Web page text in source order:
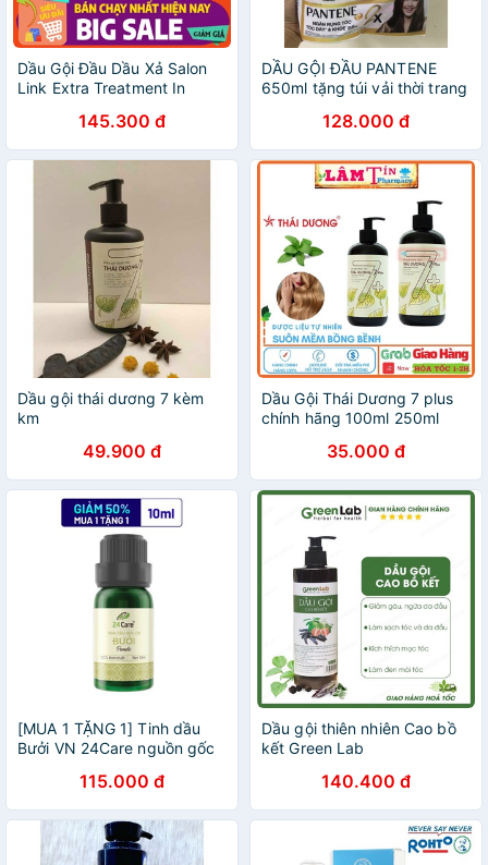
Dầu Gội Đầu Dầu Xả Salon
Link Extra Treatment In
145.300 đ
DẦU GỘI ĐẦU PANTENE
650ml tặng túi vải thời trang
128.000 đ
Dầu gội thái dương 7 kèm
km
49.900 đ
Dầu Gội Thái Dương 7 plus
chính hãng 100ml 250ml
Tóc suôn mượt bồng bềnh
35.000 đ
[MUA 1 TẶNG 1] Tinh dầu
Bưởi VN 24Care nguồn gốc
phòng, dưỡng tóc, giảm mỡ
bụng 10ml
115.000 đ
Dầu gội thiên nhiên Cao bồ
kết Green Lab
140.400 đ